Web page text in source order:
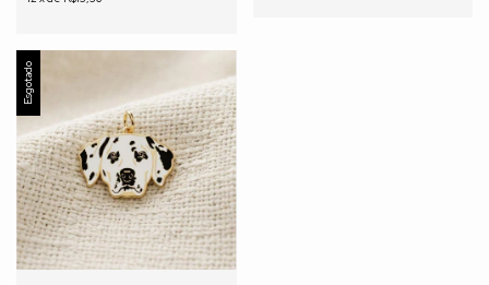
Esgotado